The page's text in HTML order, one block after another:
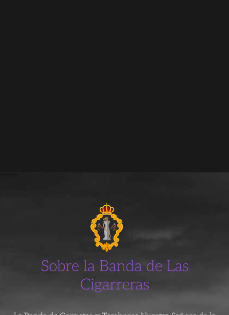
Sobre la Banda de Las
Cigarreras